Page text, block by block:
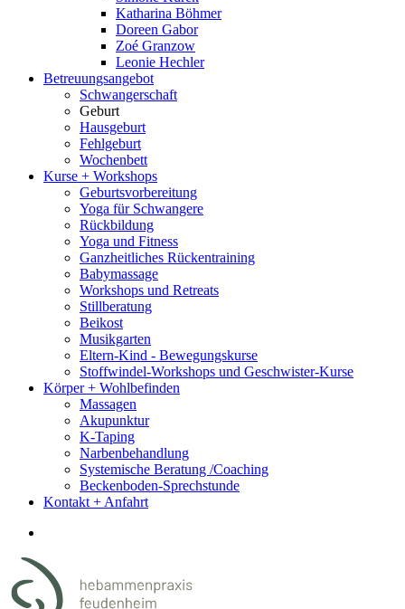
Katharina Böhmer
Doreen Gabor
Zoé Granzow
Leonie Hechler
Betreuungsangebot
Schwangerschaft
Geburt
Hausgeburt
Fehlgeburt
Wochenbett
Kurse + Workshops
Geburtsvorbereitung
Yoga für Schwangere
Rückbildung
Yoga und Fitness
Ganzheitliches Rückentraining
Babymassage
Workshops und Retreats
Stillberatung
Beikost
Musikgarten
Eltern-Kind - Bewegungskurse
Stoffwindel-Workshops und Geschwister-Kurse
Körper + Wohlbefinden
Massagen
Akupunktur
K-Taping
Narbenbehandlung
Systemische Beratung /Coaching
Beckenboden-Sprechstunde
Kontakt + Anfahrt